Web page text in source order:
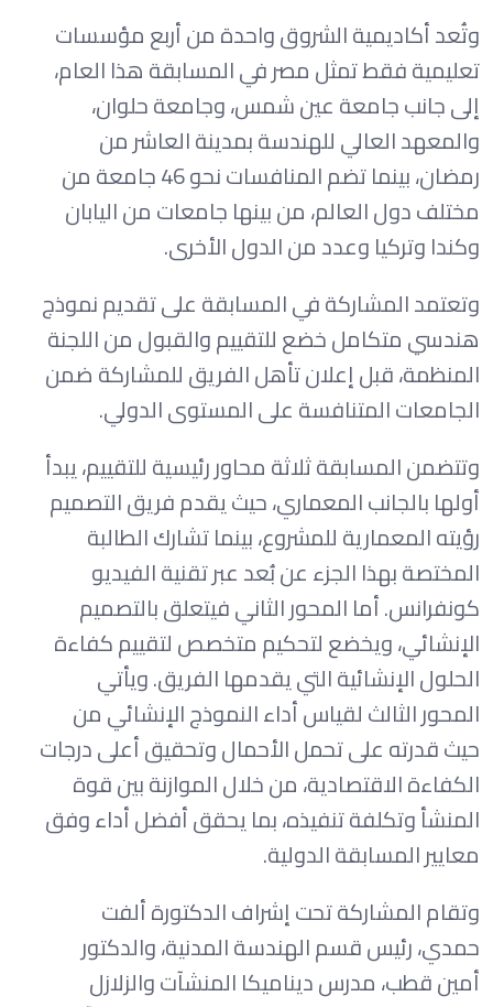
وتُعد أكاديمية الشروق واحدة من أربع مؤسسات
تعليمية فقط تمثل مصر في المسابقة هذا العام،
إلى جانب جامعة عين شمس، وجامعة حلوان،
والمعهد العالي للهندسة بمدينة العاشر من
رمضان، بينما تضم المنافسات نحو 46 جامعة من
مختلف دول العالم، من بينها جامعات من اليابان
وكندا وتركيا وعدد من الدول الأخرى.
وتعتمد المشاركة في المسابقة على تقديم نموذج
هندسي متكامل خضع للتقييم والقبول من اللجنة
المنظمة، قبل إعلان تأهل الفريق للمشاركة ضمن
الجامعات المتنافسة على المستوى الدولي.
وتتضمن المسابقة ثلاثة محاور رئيسية للتقييم، يبدأ
أولها بالجانب المعماري، حيث يقدم فريق التصميم
رؤيته المعمارية للمشروع، بينما تشارك الطالبة
المختصة بهذا الجزء عن بُعد عبر تقنية الفيديو
كونفرانس. أما المحور الثاني فيتعلق بالتصميم
الإنشائي، ويخضع لتحكيم متخصص لتقييم كفاءة
الحلول الإنشائية التي يقدمها الفريق. ويأتي
المحور الثالث لقياس أداء النموذج الإنشائي من
حيث قدرته على تحمل الأحمال وتحقيق أعلى درجات
الكفاءة الاقتصادية، من خلال الموازنة بين قوة
المنشأ وتكلفة تنفيذه، بما يحقق أفضل أداء وفق
معايير المسابقة الدولية.
وتقام المشاركة تحت إشراف الدكتورة ألفت
حمدي، رئيس قسم الهندسة المدنية، والدكتور
أمين قطب، مدرس ديناميكا المنشآت والزلازل